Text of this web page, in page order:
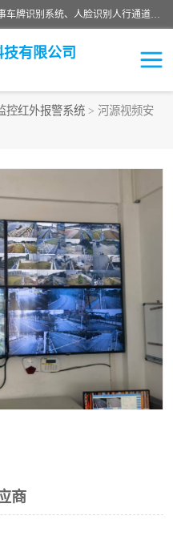
广州百灵智能科技有限公司是一家专业从事车牌识别系统、人脸识别人行通道、安防监控交通设施、停车场智能管理系统、停车场云平台、车牌识别一体机、自动道闸、通道设备、交通设施及交通划线等产品研发、生产和销售的高新技术企业。
有限公司
控红外报警系统 > 河源视频安
商